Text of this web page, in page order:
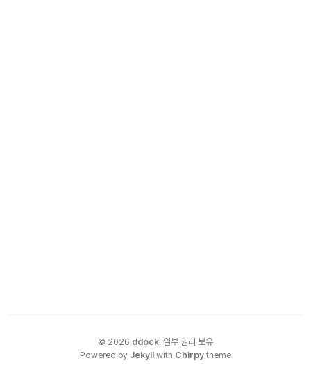
© 2026 ddock. 일부 권리 보유
Powered by Jekyll with Chirpy theme